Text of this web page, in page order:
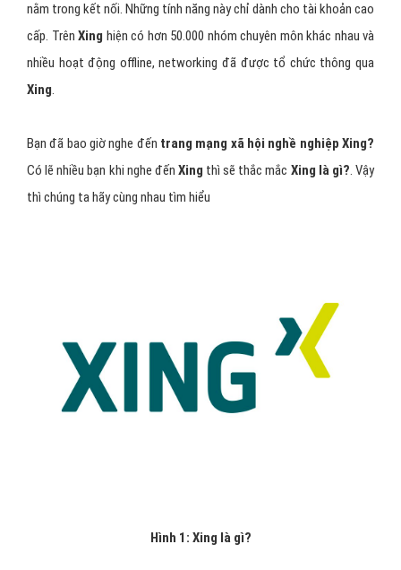
nằm trong kết nối. Những tính năng này chỉ dành cho tài khoản cao
cấp. Trên Xing hiện có hơn 50.000 nhóm chuyên môn khác nhau và
nhiều hoạt động offline, networking đã được tổ chức thông qua
Xing.
Bạn đã bao giờ nghe đến trang mạng xã hội nghề nghiệp Xing?
Có lẽ nhiều bạn khi nghe đến Xing thì sẽ thắc mắc Xing là gì?. Vậy
thì chúng ta hãy cùng nhau tìm hiểu
Hình 1: Xing là gì?